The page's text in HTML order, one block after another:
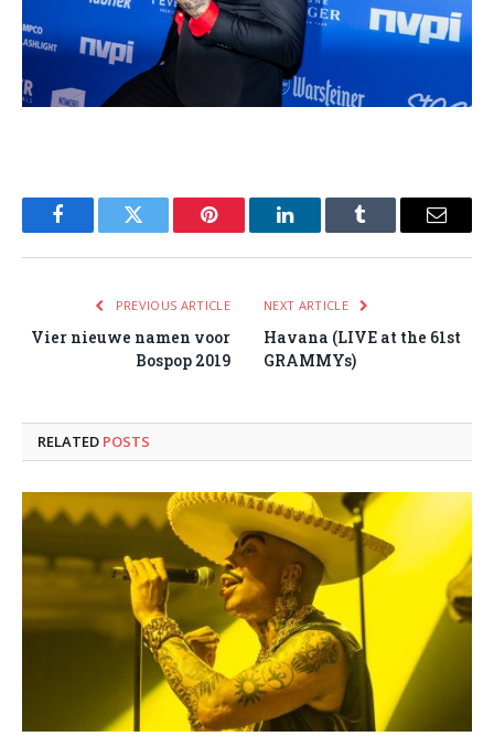
FacebookTwitter Pinterest LinkedInTumblr Email
PREVIOUS ARTICLE
Vier nieuwe namen voor
Bospop 2019
NEXT ARTICLE
Havana (LIVE at the 61st
GRAMMYs)
RELATED POSTS